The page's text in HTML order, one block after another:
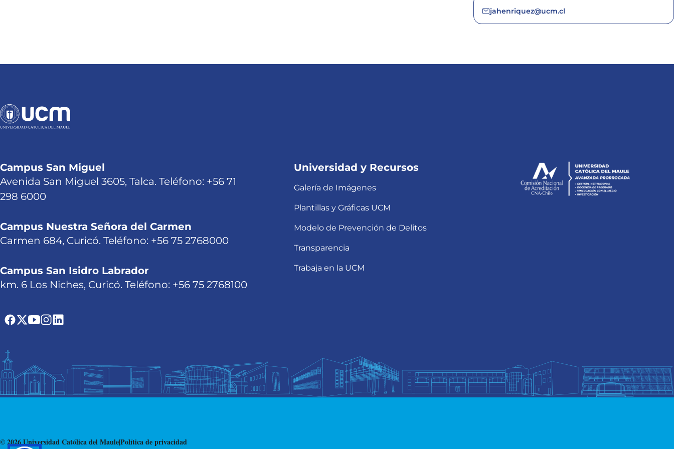
jahenriquez@ucm.cl
Campus San Miguel
Avenida San Miguel 3605, Talca. Teléfono: +56 71
298 6000
Campus Nuestra Señora del Carmen
Carmen 684, Curicó. Teléfono: +56 75 2768000
Campus San Isidro Labrador
km. 6 Los Niches, Curicó. Teléfono: +56 75 2768100
Universidad y Recursos
Galería de Imágenes
Plantillas y Gráficas UCM
Modelo de Prevención de Delitos
Transparencia
Trabaja en la UCM
© 2026 Universidad Católica del Maule|Política de privacidad